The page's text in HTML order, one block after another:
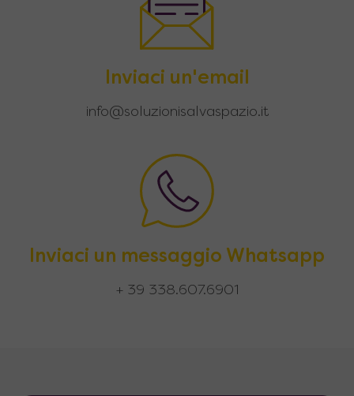
Inviaci un'email
info@soluzionisalvaspazio.it
Inviaci un messaggio Whatsapp
+ 39 338.607.6901